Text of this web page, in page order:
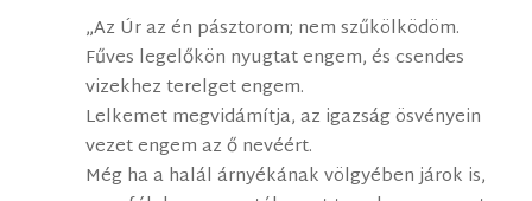
„Az Úr az én pásztorom; nem szűkölködöm.
Fűves legelőkön nyugtat engem, és csendes
vizekhez terelget engem.
Lelkemet megvidámítja, az igazság ösvényein
vezet engem az ő nevéért.
Még ha a halál árnyékának völgyében járok is,